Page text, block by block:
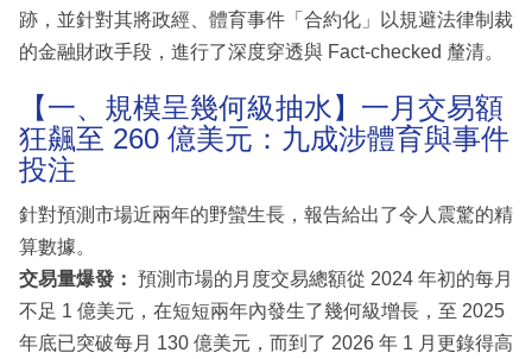
跡，並針對其將政經、體育事件「合約化」以規避法律制裁
的金融財政手段，進行了深度穿透與 Fact-checked 釐清。
【一、規模呈幾何級抽水】一月交易額
狂飆至 260 億美元：九成涉體育與事件
投注
針對預測市場近兩年的野蠻生長，報告給出了令人震驚的精
算數據。
交易量爆發： 預測市場的月度交易總額從 2024 年初的每月
不足 1 億美元，在短短兩年內發生了幾何級增長，至 2025
年底已突破每月 130 億美元，而到了 2026 年 1 月更錄得高